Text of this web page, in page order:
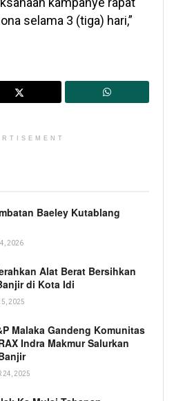
selama 3 (tiga) hari,”
Baeley Kutablang
2026
Alat Berat Bersihkan
di Kota Idi
5, 2025
Malaka Gandeng Komunitas
Indra Makmur Salurkan
24, 2025